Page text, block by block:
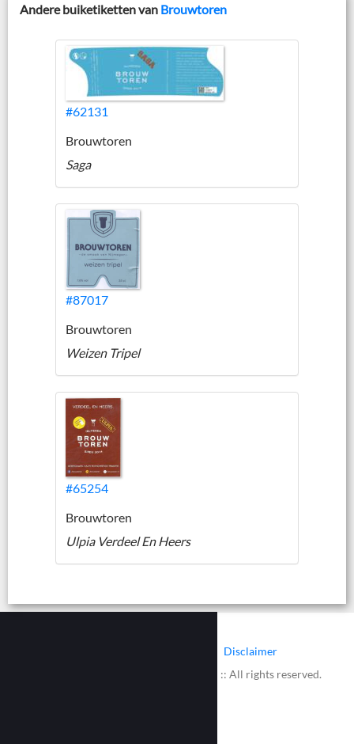
Andere buiketiketten van Brouwtoren
#62131
Brouwtoren
Saga
#87017
Brouwtoren
Weizen Tripel
#65254
Brouwtoren
Ulpia Verdeel En Heers
Disclaimer
© 2002 - 2026 :: www.bieretiketten.nl :: All rights reserved.